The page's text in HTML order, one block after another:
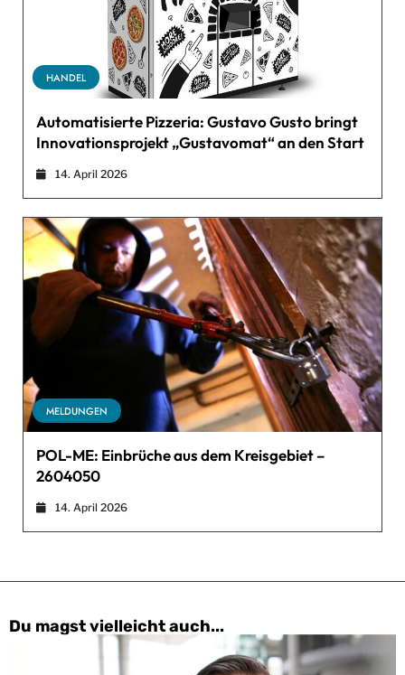
HANDEL
Automatisierte Pizzeria: Gustavo Gusto bringt
Innovationsprojekt „Gustavomat“ an den Start
14. April 2026
MELDUNGEN
POL-ME: Einbrüche aus dem Kreisgebiet –
2604050
14. April 2026
Du magst vielleicht auch...